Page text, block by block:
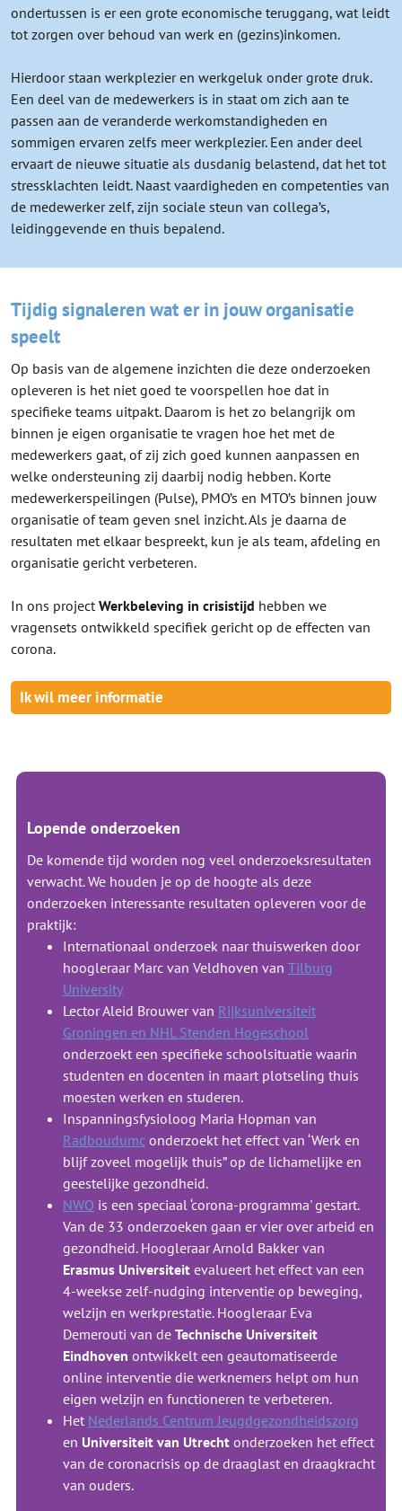
ondertussen is er een grote economische teruggang, wat leidt
tot zorgen over behoud van werk en (gezins)inkomen.
Hierdoor staan werkplezier en werkgeluk onder grote druk.
Een deel van de medewerkers is in staat om zich aan te
passen aan de veranderde werkomstandigheden en
sommigen ervaren zelfs meer werkplezier. Een ander deel
ervaart de nieuwe situatie als dusdanig belastend, dat het tot
stressklachten leidt. Naast vaardigheden en competenties van
de medewerker zelf, zijn sociale steun van collega’s,
leidinggevende en thuis bepalend.
Tijdig signaleren wat er in jouw organisatie
speelt
Op basis van de algemene inzichten die deze onderzoeken
opleveren is het niet goed te voorspellen hoe dat in
specifieke teams uitpakt. Daarom is het zo belangrijk om
binnen je eigen organisatie te vragen hoe het met de
medewerkers gaat, of zij zich goed kunnen aanpassen en
welke ondersteuning zij daarbij nodig hebben. Korte
medewerkerspeilingen (Pulse), PMO’s en MTO’s binnen jouw
organisatie of team geven snel inzicht. Als je daarna de
resultaten met elkaar bespreekt, kun je als team, afdeling en
organisatie gericht verbeteren.
In ons projectWerkbeleving in crisistijd hebben we
vragensets ontwikkeld specifiek gericht op de effecten van
corona.
Ik wil meer informatie
Lopende onderzoeken
De komende tijd worden nog veel onderzoeksresultaten
verwacht. We houden je op de hoogte als deze
onderzoeken interessante resultaten opleveren voor de
praktijk:
Internationaal onderzoek naar thuiswerken door
hoogleraar Marc van Veldhoven van Tilburg
University
Lector Aleid Brouwer van Rijksuniversiteit
Groningen en NHL Stenden Hogeschool
onderzoekt een specifieke schoolsituatie waarin
studenten en docenten in maart plotseling thuis
moesten werken en studeren.
Inspanningsfysioloog Maria Hopman van
Radboudumc onderzoekt het effect van ‘Werk en
blijf zoveel mogelijk thuis” op de lichamelijke en
geestelijke gezondheid.
NWO is een speciaal ‘corona-programma' gestart.
Van de 33 onderzoeken gaan er vier over arbeid en
gezondheid. Hoogleraar Arnold Bakker van
Erasmus Universiteit evalueert het effect van een
4-weekse zelf-nudging interventie op beweging,
welzijn en werkprestatie. Hoogleraar Eva
Demerouti van de Technische Universiteit
Eindhoven ontwikkelt een geautomatiseerde
online interventie die werknemers helpt om hun
eigen welzijn en functioneren te verbeteren.
Het Nederlands Centrum Jeugdgezondheidszorg
en Universiteit van Utrecht onderzoeken het effect
van de coronacrisis op de draaglast en draagkracht
van ouders.